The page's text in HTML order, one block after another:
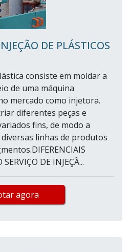
DE PLÁSTICOS
consiste em moldar a
de uma máquina
mercado como injetora.
diferentes peças e
fins, de modo a
linhas de produtos
DE INJEÇÃ...
agora